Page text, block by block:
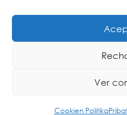
Ver
Cookien Politika
Lege
Diseinua: La